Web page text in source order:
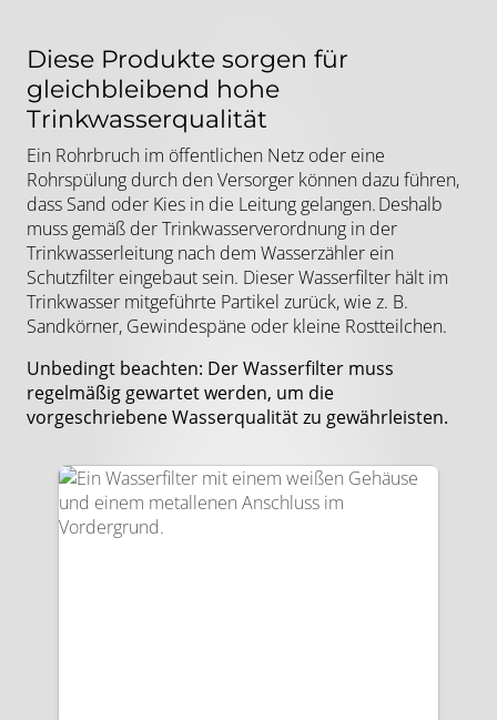
Diese Produkte sorgen für
gleichbleibend hohe
Trinkwasserqualität
Ein Rohrbruch im öffentlichen Netz oder eine
Rohrspülung durch den Versorger können dazu führen,
dass Sand oder Kies in die Leitung gelangen. Deshalb
muss gemäß der Trinkwasserverordnung in der
Trinkwasserleitung nach dem Wasserzähler ein
Schutzfilter eingebaut sein. Dieser Wasserfilter hält im
Trinkwasser mitgeführte Partikel zurück, wie z. B.
Sandkörner, Gewindespäne oder kleine Rostteilchen.
Unbedingt beachten: Der Wasserfilter muss
regelmäßig gewartet werden, um die
vorgeschriebene Wasserqualität zu gewährleisten.